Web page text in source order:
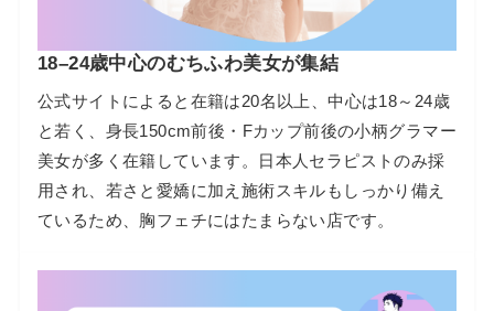
18–24歳中心のむちふわ美女が集結
公式サイトによると在籍は20名以上、中心は18～24歳
と若く、身長150cm前後・Fカップ前後の小柄グラマー
美女が多く在籍しています。日本人セラピストのみ採
用され、若さと愛嬌に加え施術スキルもしっかり備え
ているため、胸フェチにはたまらない店です。